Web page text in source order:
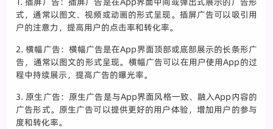
式，通常以图文、视频或动画的形式呈现。插屏广告可以吸引用
户的注意力，提高用户的点击率和转化率。
2. 横幅广告：横幅广告是在App界面顶部或底部展示的长条形广
告，通常以图文的形式呈现。横幅广告可以在用户使用App的过
程中持续展示，提高广告的曝光率。
3. 原生广告：原生广告是与App界面风格一致、融入App内容的
广告形式。原生广告可以提供更好的用户体验，增加用户的参与
度和转化率。